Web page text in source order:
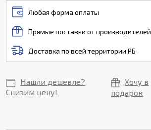
Любая форма оплаты
Прямые поставки от производителей
Доставка по всей территории РБ
Нашли дешевле?
Снизим цену!
Хочу в
подарок